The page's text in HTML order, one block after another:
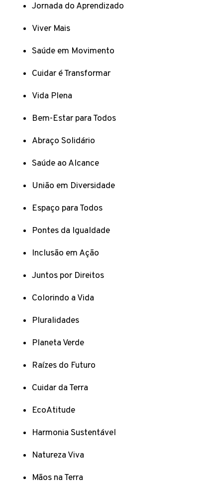
Jornada do Aprendizado
Viver Mais
Saúde em Movimento
Cuidar é Transformar
Vida Plena
Bem-Estar para Todos
Abraço Solidário
Saúde ao Alcance
União em Diversidade
Espaço para Todos
Pontes da Igualdade
Inclusão em Ação
Juntos por Direitos
Colorindo a Vida
Pluralidades
Planeta Verde
Raízes do Futuro
Cuidar da Terra
EcoAtitude
Harmonia Sustentável
Natureza Viva
Mãos na Terra